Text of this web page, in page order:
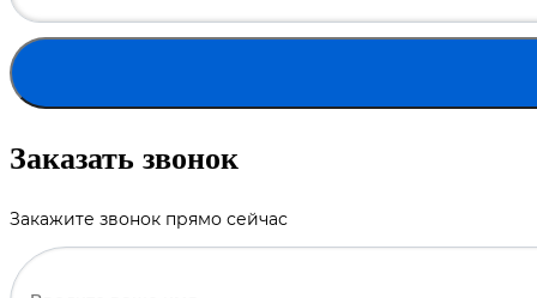
Заказать звонок
Закажите звонок прямо сейчас